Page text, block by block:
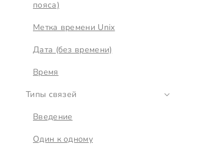
пояса)
Метка времени Unix
Дата (без времени)
Время
Типы связей
Введение
Один к одному